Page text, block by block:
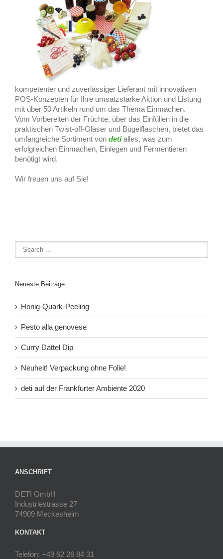
kompetenter und zuverlässiger Lieferant mit innovativen
POS-Konzepten für Ihre umsatzstarke Aktion und Listung
mit über 50 Artikeln rund um das Thema Einmachen.
Vom Vorbereiten der Früchte, über das Einfüllen in die
praktischen Twist-off-Gläser und Bügelflaschen, bietet das
umfangreiche Sortiment von detialles, was zum
erfolgreichen Einmachen, Einlegen und Fermentieren
benötigt wird.
Wir freuen uns auf Sie!
Neueste Beiträge
Honig-Quark-Peeling
Pesto alla genovese
Curry Dattel Dip
Neuheit! Verpackung ohne Folie!
deti auf der Frankfurter Ambiente 2020
ANSCHRIFT
DETI GmbH
Industriestrasse 27
74909 Meckesheim
KONTAKT
Telefon: +49 62 26 84 31